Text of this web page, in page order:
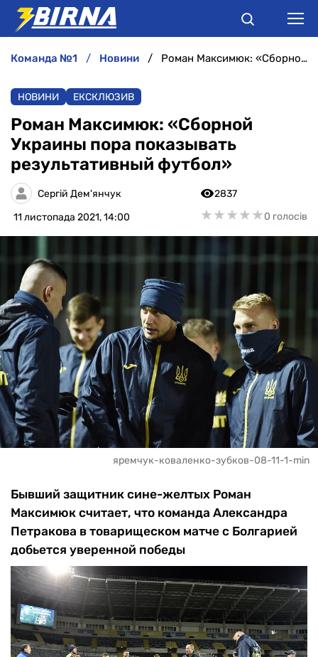
АНАЛІТИКА
ІНТЕРВ'Ю
РІЗНЕ
БУКМЕКЕРИ
команда №1 новини Роман Максимюк: «Сборной Украины пора показывать результативный футбол»
НОВИНИ ЕКСКЛЮЗИВ
Роман Максимюк: «Сборной
Украины пора показывать
результативный футбол»
Сергій Дем'янчук
11 листопада 2021, 14:00
2837
★★★★★
★★★★★0 голосів
яремчук-коваленко-зубков-08-11-1-min
Бывший защитник сине-желтых Роман
Максимюк считает, что команда Александра
Петракова в товарищеском матче с Болгарией
добьется уверенной победы